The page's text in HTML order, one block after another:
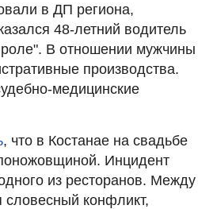
в ДП региона,
48-летний водитель
В отношении мужчины
производства.
медицинские
, что в Костанае на свадьбе
Инцидент
из ресторанов. Между
словесный конфликт,